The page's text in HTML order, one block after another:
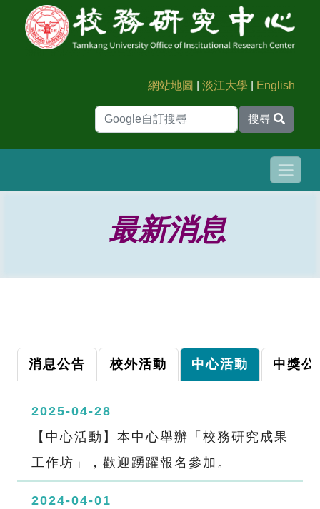
網站地圖 |淡江大學 English
搜尋
最新消息
消息公告 校外活動 中心活動 中獎公
2025-04-28
【中心活動】本中心舉辦「校務研究成果
工作坊」，歡迎踴躍報名參加。
2024-04-01